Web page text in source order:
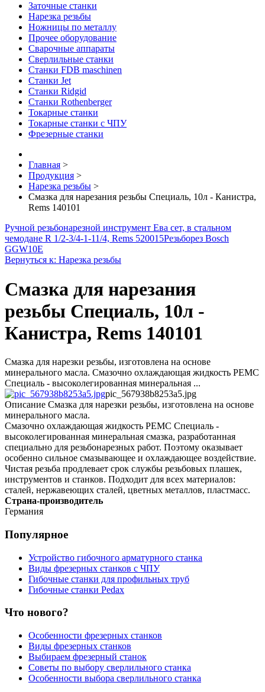
Заточные станки
Нарезка резьбы
Ножницы по металлу
Прочее оборудование
Сварочные аппараты
Сверлильные станки
Станки FDB maschinen
Станки Jet
Станки Ridgid
Станки Rothenberger
Токарные станки
Токарные станки с ЧПУ
Фрезерные станки
Главная >
Продукция >
Нарезка резьбы >
Смазка для нарезания резьбы Специаль, 10л - Канистра,
Rems 140101
Ручной резьбонарезной инструмент Ева сет, в стальном
чемодане R 1/2-3/4-1-11/4, Rems 520015Резьборез Bosch
GGW10E
Вернуться к: Нарезка резьбы
Смазка для нарезания
резьбы Специаль, 10л -
Канистра, Rems 140101
Смазка для нарезки резьбы, изготовлена на основе
минерального масла. Смазочно охлаждающая жидкость РЕМС
Специаль - высоколегированная минеральная ...
pic_567938b8253a5.jpg
Описание Смазка для нарезки резьбы, изготовлена на основе
минерального масла.
Смазочно охлаждающая жидкость РЕМС Специаль -
высоколегированная минеральная смазка, разработанная
специально для резьбонарезных работ. Поэтому оказывает
особенно сильное смазывающее и охлаждающее воздействие.
Чистая резьба продлевает срок службы резьбовых плашек,
инструментов и станков. Подходит для всех материалов:
сталей, нержавеющих сталей, цветных металлов, пластмасс.
Страна-производитель
Германия
Популярное
Устройство гибочного арматурного станка
Виды фрезерных станков с ЧПУ
Гибочные станки для профильных труб
Гибочные станки Pedax
Что нового?
Особенности фрезерных станков
Виды фрезерных станков
Выбираем фрезерный станок
Советы по выбору сверлильного станка
Особенности выбора сверлильного станка